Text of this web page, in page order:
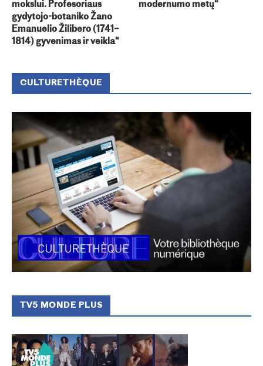
mokslui. Profesoriaus
gydytojo-botaniko Žano
Emanuelio Žilibero (1741–
1814) gyvenimas ir veikla“
modernumo metų“
CULTURETHÈQUE
TV5 MONDE PLUS